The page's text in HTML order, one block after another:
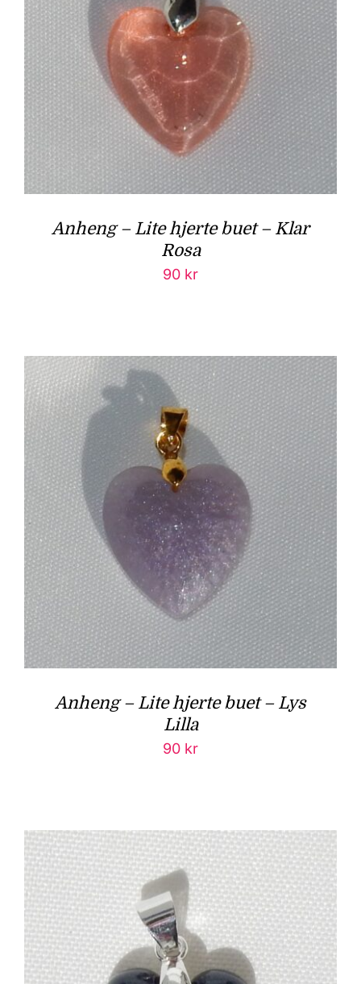
Anheng – Lite hjerte buet – Klar
Rosa
90 kr
Anheng – Lite hjerte buet – Lys
Lilla
90 kr